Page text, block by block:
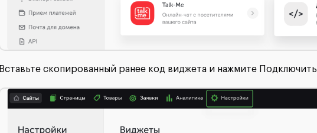
Вставьте скопированный ранее код виджета и нажмите Подключить